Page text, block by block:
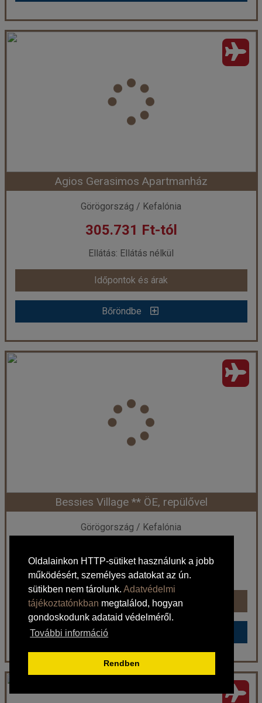
Oldalainkon HTTP-sütiket használunk a jobb
működésért, személyes adatokat az ún.
sütikben nem tárolunk. Adatvédelmi
tájékoztatónkban megtalálod, hogyan
gondoskodunk adataid védelméről.
További információ
Rendben
Hotel Irinna *** RE, repülővel
Város:Svoronata
Utazás módja:
Repülővel
Ellátás:
Reggeli
Szálláskategória:Hotel ***
2 ágyas pótágyazható standard
Időpont: 2026-08-21 | 7 éj
már 299.900 Ft-tól
Időpontok és árak
Bőröndbe
Agios Gerasimos Apartmanház
Görögország / Kefalónia
305.731 Ft-tól
Ellátás: Ellátás nélkül
Időpontok és árak
Bőröndbe
Agios Gerasimos Apartmanház
Város: Lourdas
Utazás módja:
Repülővel
Ellátás: Ellátás nélkül
Szálláskategória: Apartmanház
Kétágyas stúdió (pótágyazható) Tengerre néző
Időpont: 2026-09-11 | 7 éj
már 305.731 Ft-tól
Időpontok és árak
Bőröndbe
Bessies Village ** ÖE, repülővel
Görögország / Kefalónia
Ellátás: Ellátás nélkül
Időpontok és árak
Bőröndbe
Bessies Village ** ÖE, repülővel